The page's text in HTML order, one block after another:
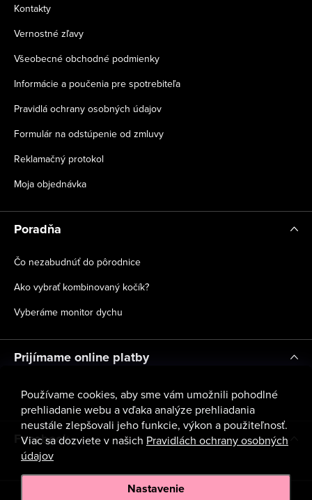
Používame cookies, aby sme vám umožnili pohodlné
prehliadanie webu a vďaka analýze prehliadania
neustále zlepšovali jeho funkcie, výkon a použiteľnosť.
Viac sa dozviete v našich Pravidlách ochrany osobných
údajov
Nastavenie
Kontakty
Vernostné zľavy
Všeobecné obchodné podmienky
Informácie a poučenia pre spotrebiteľa
Pravidlá ochrany osobných údajov
Formulár na odstúpenie od zmluvy
Reklamačný protokol
Moja objednávka
Poradňa
Čo nezabudnúť do pôrodnice
Ako vybrať kombinovaný kočík?
Vyberáme monitor dychu
Prijímame online platby
Facebook